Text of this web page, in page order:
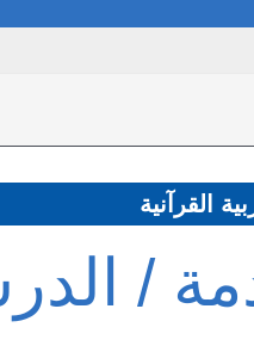
القرآنية
/